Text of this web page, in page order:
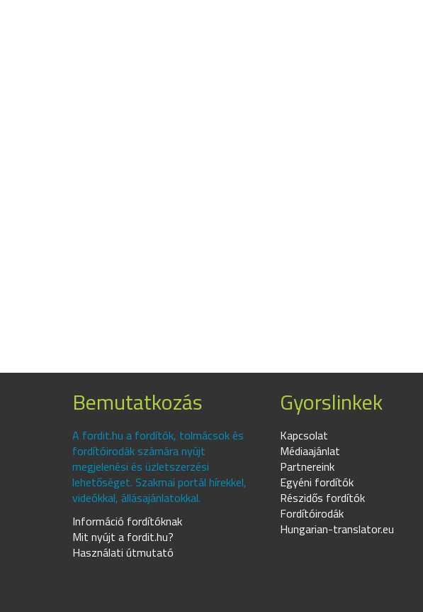
Bemutatkozás
A fordit.hu a fordítók, tolmácsok és
fordítóirodák számára nyújt
megjelenési és üzletszerzési
lehetőséget. Szakmai portál hírekkel,
videókkal, állásajánlatokkal.
Információ fordítóknak
Mit nyújt a fordit.hu?
Használati útmutató
Gyorslinkek
Kapcsolat
Médiaajánlat
Partnereink
Egyéni fordítók
Részidős fordítók
Fordítóirodák
Hungarian-translator.eu